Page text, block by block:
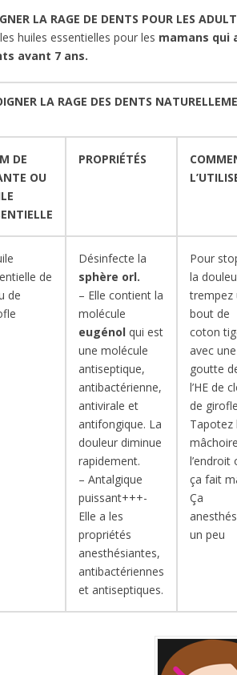
LA RAGE DE DENTS POUR LES
huiles essentielles pour les mamans qui
avant 7 ans.
LA RAGE DES DENTS
DE
OU
PROPRIÉTÉS
de
de
Désinfecte la
sphère orl.
– Elle contient la
molécule
eugénol qui est
une molécule
antiseptique,
antibactérienne,
antivirale et
antifongique. La
douleur diminue
rapidement.
– Antalgique
puissant+++-
Elle a les
propriétés
anesthésiantes,
antibactériennes
et antiseptiques.
Pour
la
trempez
bout de
coton
avec une
goutte
l’HE de
de
Tapotez
l’endroit
ça fait
Ça
un peu